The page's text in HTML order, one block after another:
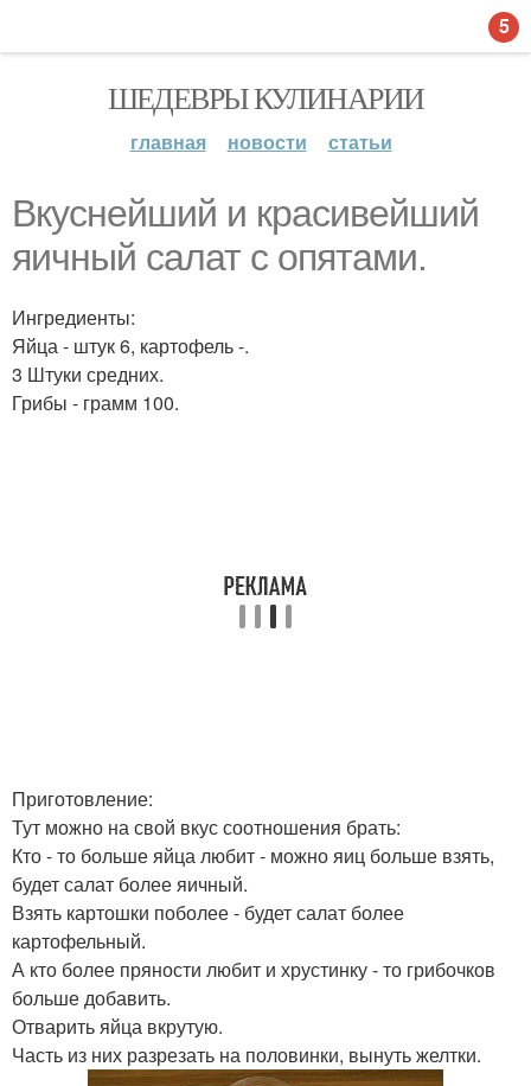
ШЕДЕВРЫ КУЛИНАРИИ
главная новости статьи
Вкуснейший и красивейший
яичный салат с опятами.
Ингредиенты:
Яйца - штук 6, картофель -.
3 Штуки средних.
Грибы - грамм 100.
Приготовление:
Тут можно на свой вкус соотношения брать:
Кто - то больше яйца любит - можно яиц больше взять,
будет салат более яичный.
Взять картошки поболее - будет салат более
картофельный.
А кто более пряности любит и хрустинку - то грибочков
больше добавить.
Отварить яйца вкрутую.
Часть из них разрезать на половинки, вынуть желтки.
5